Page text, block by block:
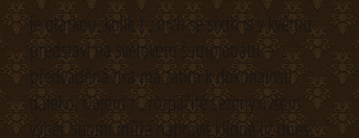
Je otázkou, kolik z . nich se sixth is v květnu
představí na světovém šampionátu –
předváděná hra má zatím k dokonalosti
daleko. Dojem z . rozpačité sezony ovšem
výběr Suomi může napravit klidně již dnes,